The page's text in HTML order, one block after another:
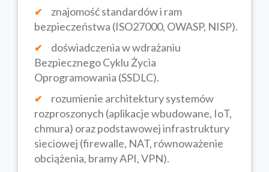
znajomość standardów i ram
bezpieczeństwa (ISO27000, OWASP, NISP).
doświadczenia w wdrażaniu
Bezpiecznego Cyklu Życia
Oprogramowania (SSDLC).
rozumienie architektury systemów
rozproszonych (aplikacje wbudowane, IoT,
chmura) oraz podstawowej infrastruktury
sieciowej (firewalle, NAT, równoważenie
obciążenia, bramy API, VPN).